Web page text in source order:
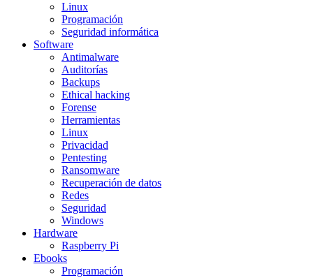
Linux
Programación
Seguridad informática
Software
Antimalware
Auditorías
Backups
Ethical hacking
Forense
Herramientas
Linux
Privacidad
Pentesting
Ransomware
Recuperación de datos
Redes
Seguridad
Windows
Hardware
Raspberry Pi
Ebooks
Programación